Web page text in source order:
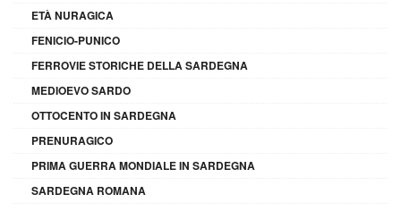
ETÀ NURAGICA
FENICIO-PUNICO
FERROVIE STORICHE DELLA SARDEGNA
MEDIOEVO SARDO
OTTOCENTO IN SARDEGNA
PRENURAGICO
PRIMA GUERRA MONDIALE IN SARDEGNA
SARDEGNA ROMANA